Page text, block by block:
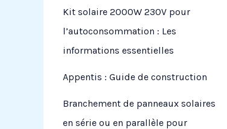
Kit solaire 2000W 230V pour
l’autoconsommation : Les
informations essentielles
Appentis : Guide de construction
Branchement de panneaux solaires
en série ou en parallèle pour